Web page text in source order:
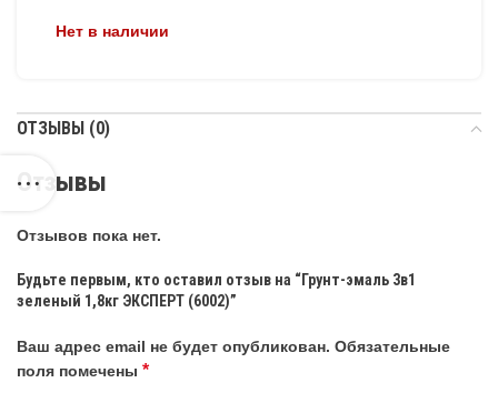
Нет в наличии
ОТЗЫВЫ (0)
Отзывы
Отзывов пока нет.
Будьте первым, кто оставил отзыв на “Грунт-эмаль 3в1
зеленый 1,8кг ЭКСПЕРТ (6002)”
Ваш адрес email не будет опубликован. Обязательные
поля помечены *